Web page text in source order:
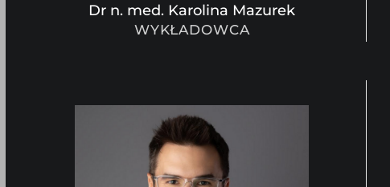
Dr n. med. Karolina Mazurek
WYKŁADOWCA